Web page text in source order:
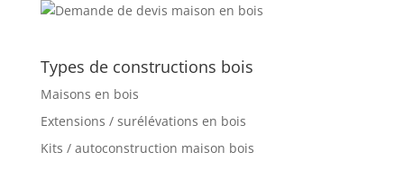
Types de constructions bois
Maisons en bois
Extensions / surélévations en bois
Kits / autoconstruction maison bois